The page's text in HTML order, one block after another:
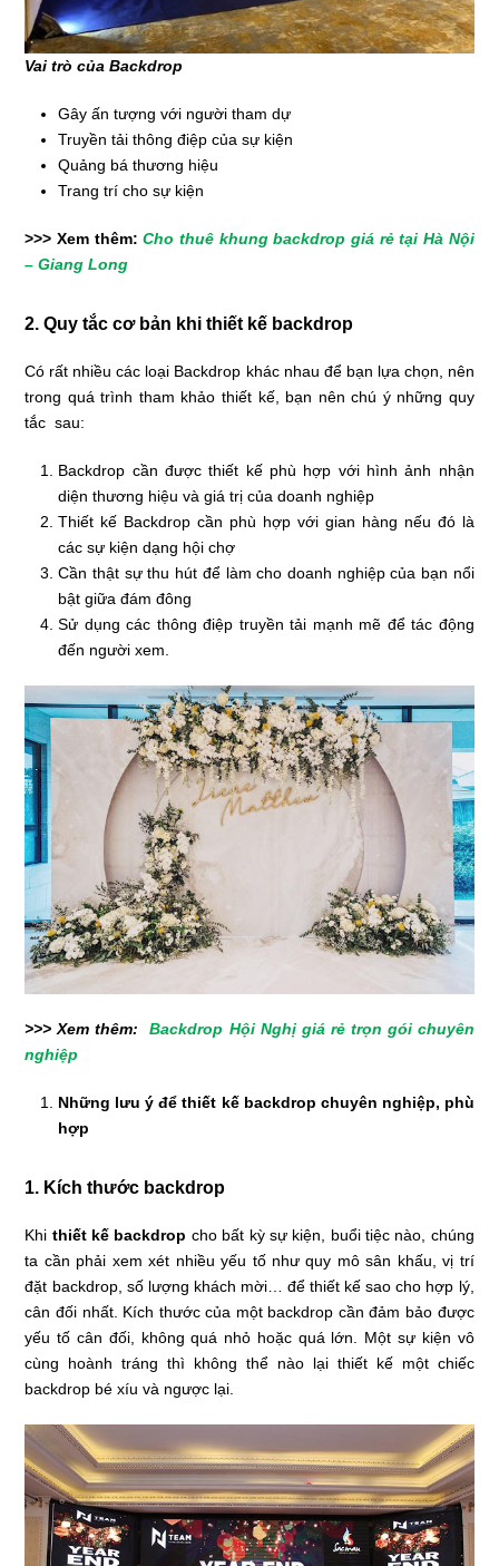
Vai trò của Backdrop
Gây ấn tượng với người tham dự
Truyền tải thông điệp của sự kiện
Quảng bá thương hiệu
Trang trí cho sự kiện
>>> Xem thêm:Cho thuê khung backdrop giá rẻ tại Hà Nội
– Giang Long
2. Quy tắc cơ bản khi thiết kế backdrop
Có rất nhiều các loại Backdrop khác nhau để bạn lựa chọn, nên
trong quá trình tham khảo thiết kế, bạn nên chú ý những quy
tắc sau:
Backdrop cần được thiết kế phù hợp với hình ảnh nhận
diện thương hiệu và giá trị của doanh nghiệp
Thiết kế Backdrop cần phù hợp với gian hàng nếu đó là
các sự kiện dạng hội chợ
Cần thật sự thu hút để làm cho doanh nghiệp của bạn nổi
bật giữa đám đông
Sử dụng các thông điệp truyền tải mạnh mẽ để tác động
đến người xem.
>>> Xem thêm:
Backdrop Hội Nghị giá rẻ trọn gói chuyên
nghiệp
Những lưu ý để thiết kế backdrop chuyên nghiệp, phù
hợp
1. Kích thước backdrop
Khi thiết kế backdrop cho bất kỳ sự kiện, buổi tiệc nào, chúng
ta cần phải xem xét nhiều yếu tố như quy mô sân khấu, vị trí
đặt backdrop, số lượng khách mời… để thiết kế sao cho hợp lý,
cân đối nhất. Kích thước của một backdrop cần đảm bảo được
yếu tố cân đối, không quá nhỏ hoặc quá lớn. Một sự kiện vô
cùng hoành tráng thì không thể nào lại thiết kế một chiếc
backdrop bé xíu và ngược lại.